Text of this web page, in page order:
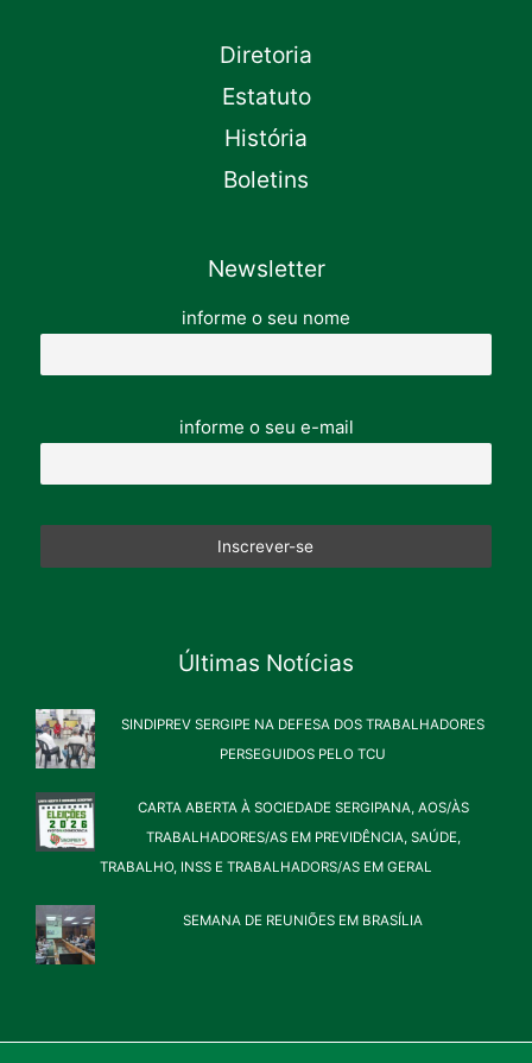
Diretoria
Estatuto
História
Boletins
Newsletter
informe o seu nome
informe o seu e-mail
Últimas Notícias
SINDIPREV SERGIPE NA DEFESA DOS TRABALHADORES
PERSEGUIDOS PELO TCU
CARTA ABERTA À SOCIEDADE SERGIPANA, AOS/ÀS
TRABALHADORES/AS EM PREVIDÊNCIA, SAÚDE,
TRABALHO, INSS E TRABALHADORS/AS EM GERAL
SEMANA DE REUNIÕES EM BRASÍLIA